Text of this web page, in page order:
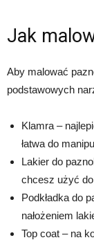
Jak
Aby malować
podstawowych
Klamra –
łatwa do
Lakier do
chcesz użyć
Podkładka do
nałożeniem
Top coat – na